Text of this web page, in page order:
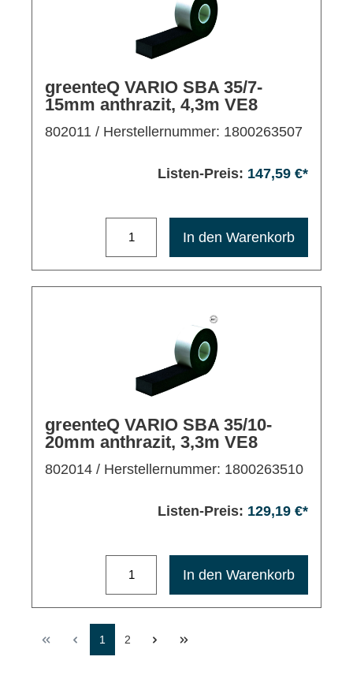
greenteQ VARIO SBA 35/7-
15mm anthrazit, 4,3m VE8
802011 / Herstellernummer: 1800263507
Listen-Preis: 147,59 €*
In den Warenkorb
greenteQ VARIO SBA 35/10-
20mm anthrazit, 3,3m VE8
802014 / Herstellernummer: 1800263510
Listen-Preis: 129,19 €*
In den Warenkorb
1 2